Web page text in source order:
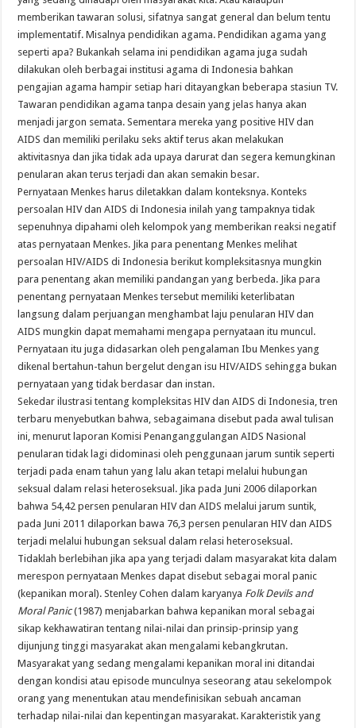
memberikan tawaran solusi, sifatnya sangat general dan belum tentu
implementatif. Misalnya pendidikan agama. Pendidikan agama yang
seperti apa? Bukankah selama ini pendidikan agama juga sudah
dilakukan oleh berbagai institusi agama di Indonesia bahkan
pengajian agama hampir setiap hari ditayangkan beberapa stasiun TV.
Tawaran pendidikan agama tanpa desain yang jelas hanya akan
menjadi jargon semata. Sementara mereka yang positive HIV dan
AIDS dan memiliki perilaku seks aktif terus akan melakukan
aktivitasnya dan jika tidak ada upaya darurat dan segera kemungkinan
penularan akan terus terjadi dan akan semakin besar.
Pernyataan Menkes harus diletakkan dalam konteksnya. Konteks
persoalan HIV dan AIDS di Indonesia inilah yang tampaknya tidak
sepenuhnya dipahami oleh kelompok yang memberikan reaksi negatif
atas pernyataan Menkes. Jika para penentang Menkes melihat
persoalan HIV/AIDS di Indonesia berikut kompleksitasnya mungkin
para penentang akan memiliki pandangan yang berbeda. Jika para
penentang pernyataan Menkes tersebut memiliki keterlibatan
langsung dalam perjuangan menghambat laju penularan HIV dan
AIDS mungkin dapat memahami mengapa pernyataan itu muncul.
Pernyataan itu juga didasarkan oleh pengalaman Ibu Menkes yang
dikenal bertahun-tahun bergelut dengan isu HIV/AIDS sehingga bukan
pernyataan yang tidak berdasar dan instan.
Sekedar ilustrasi tentang kompleksitas HIV dan AIDS di Indonesia, tren
terbaru menyebutkan bahwa, sebagaimana disebut pada awal tulisan
ini, menurut laporan Komisi Penanganggulangan AIDS Nasional
penularan tidak lagi didominasi oleh penggunaan jarum suntik seperti
terjadi pada enam tahun yang lalu akan tetapi melalui hubungan
seksual dalam relasi heteroseksual. Jika pada Juni 2006 dilaporkan
bahwa 54,42 persen penularan HIV dan AIDS melalui jarum suntik,
pada Juni 2011 dilaporkan bawa 76,3 persen penularan HIV dan AIDS
terjadi melalui hubungan seksual dalam relasi heteroseksual.
Tidaklah berlebihan jika apa yang terjadi dalam masyarakat kita dalam
merespon pernyataan Menkes dapat disebut sebagai moral panic
(kepanikan moral). Stenley Cohen dalam karyanya Folk Devils and
Moral Panic(1987) menjabarkan bahwa kepanikan moral sebagai
sikap kekhawatiran tentang nilai-nilai dan prinsip-prinsip yang
dijunjung tinggi masyarakat akan mengalami kebangkrutan.
Masyarakat yang sedang mengalami kepanikan moral ini ditandai
dengan kondisi atau episode munculnya seseorang atau sekelompok
orang yang menentukan atau mendefinisikan sebuah ancaman
terhadap nilai-nilai dan kepentingan masyarakat. Karakteristik yang